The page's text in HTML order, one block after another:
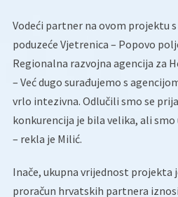
Vodeći partner na ovom projektu
poduzeće Vjetrenica – Popovo
Regionalna razvojna agencija za
– Već dugo surađujemo s
vrlo intezivna. Odlučili smo se
konkurencija je bila velika, ali
– rekla je Milić.
Inače, ukupna vrijednost projekta
proračun hrvatskih partnera